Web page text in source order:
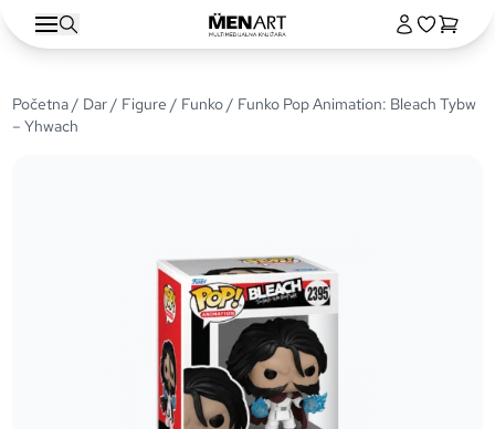
Početna/ Dar/ Figure / Funko/ Funko Pop Animation: Bleach Tybw
– Yhwach